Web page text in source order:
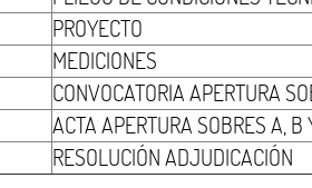
PROYECTO
MEDICIONES
CONVOCATORIA APERTURA
ACTA APERTURA SOBRES A, B
RESOLUCIÓN ADJUDICACIÓN